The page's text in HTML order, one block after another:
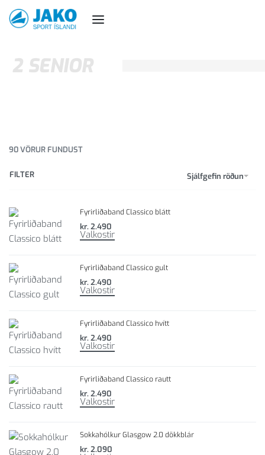
2 SENIOR
90VÖRUR FUNDUST
Sjálfgefin röðun
FILTER
Fyrirliðaband Classico blátt
kr.2.490
Valkostir
Fyrirliðaband Classico gult
kr.2.490
Valkostir
Fyrirliðaband Classico hvítt
kr.2.490
Valkostir
Fyrirliðaband Classico rautt
kr.2.490
Valkostir
Sokkahólkur Glasgow 2.0 dökkblár
kr.2.090